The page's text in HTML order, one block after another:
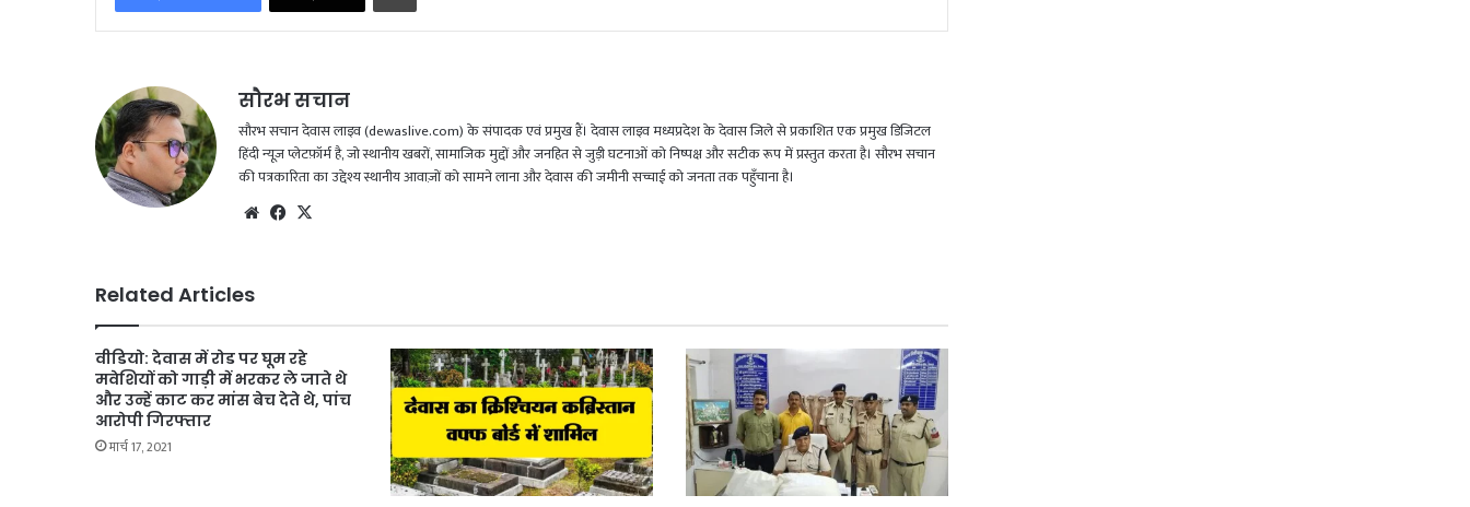
सौरभ सचान
सौरभ सचान देवास लाइव (dewaslive.com) के संपादक एवं प्रमुख हैं। देवास लाइव मध्यप्रदेश के देवास जिले से प्रकाशित एक प्रमुख डिजिटल
हिंदी न्यूज़ प्लेटफ़ॉर्म है, जो स्थानीय खबरों, सामाजिक मुद्दों और जनहित से जुड़ी घटनाओं को निष्पक्ष और सटीक रूप में प्रस्तुत करता है। सौरभ सचान
की पत्रकारिता का उद्देश्य स्थानीय आवाज़ों को सामने लाना और देवास की जमीनी सच्चाई को जनता तक पहुँचाना है।
WebsiteFacebook
Related Articles
वीडियो: देवास में रोड पर घूम रहे
मवेशियों को गाड़ी में भरकर ले जाते थे
और उन्हें काट कर मांस बेच देते थे, पांच
आरोपी गिरफ्तार
मार्च 17, 2021